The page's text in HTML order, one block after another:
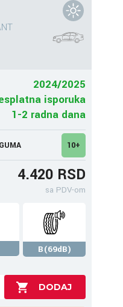
2024/2025
isporuka
1-2 radna dana
10+
4.420 RSD
sa PDV-om
B(69dB)